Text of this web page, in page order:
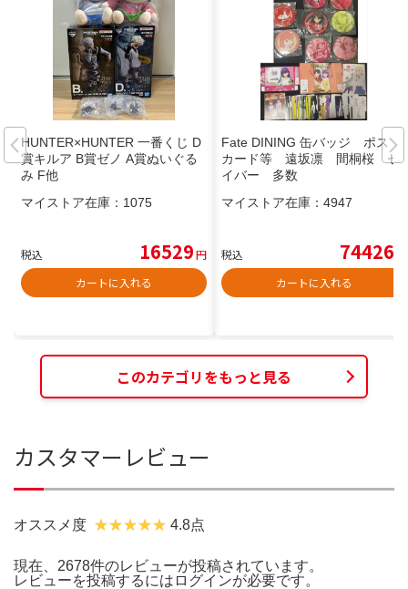
HUNTER×HUNTER 一番くじ D
賞キルア B賞ゼノ A賞ぬいぐる
み F他
マイストア在庫： 1075
税込 16529円
カートに入れる
Fate DINING 缶バッジ ポスト
カード等 遠坂凛 間桐桜 セ
イバー 多数
マイストア在庫： 4947
税込 74426
カートに入れる
このカテゴリをもっと見る
カスタマーレビュー
オススメ度 4.8点
現在、2678件のレビューが投稿されています。
レビューを投稿するには ログインが必要です。